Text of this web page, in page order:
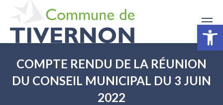
COMPTE RENDU DE LA RÉUNION
DU CONSEIL MUNICIPAL DU 3 JUIN
2022